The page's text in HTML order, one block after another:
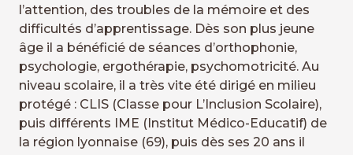
l’attention, des troubles de la mémoire et des
difficultés d’apprentissage. Dès son plus jeune
âge il a bénéficié de séances d’orthophonie,
psychologie, ergothérapie, psychomotricité. Au
niveau scolaire, il a très vite été dirigé en milieu
protégé : CLIS (Classe pour L’Inclusion Scolaire),
puis différents IME (Institut Médico-Educatif) de
la région lyonnaise (69), puis dès ses 20 ans il